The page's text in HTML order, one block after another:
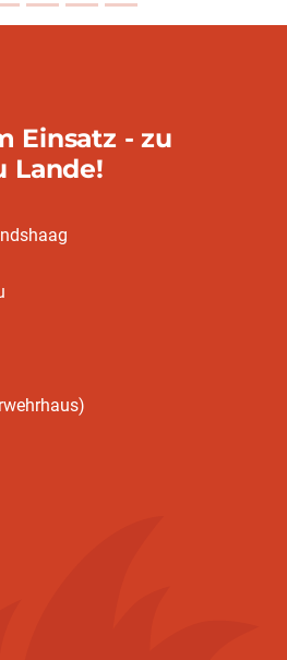
Einsatz - zu
Lande!